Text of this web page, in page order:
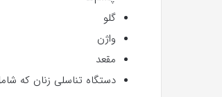
گلو
واژن
مقعد
دستگاه تناسلی زنان که